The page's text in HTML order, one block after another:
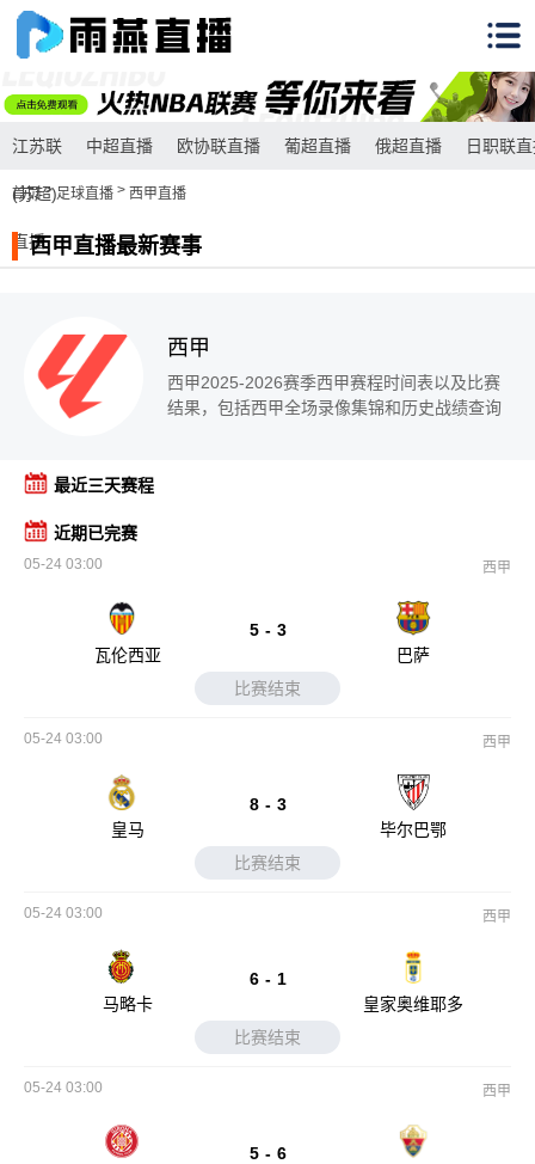
江苏联
(苏超)
直播
中超直播 欧协联直播 葡超直播 俄超直播 日职联
首页>足球直播 > 西甲直播
西甲直播最新赛事
西甲
西甲2025-2026赛季西甲赛程时间表以及比赛
结果，包括西甲全场录像集锦和历史战绩查询
最近三天赛程
近期已完赛
05-24 03:00 西甲
瓦伦西亚
5 - 3
巴萨
比赛结束
05-24 03:00 西甲
皇马
8 - 3
毕尔巴鄂
比赛结束
05-24 03:00 西甲
马略卡
6 - 1
皇家奥维耶多
比赛结束
05-24 03:00 西甲
5 - 6